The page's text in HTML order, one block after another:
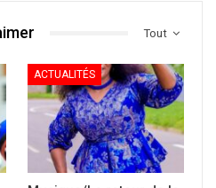
Tout
ACTUALITÉS